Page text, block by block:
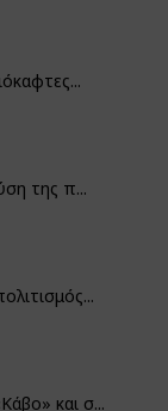
της π...
και σ...